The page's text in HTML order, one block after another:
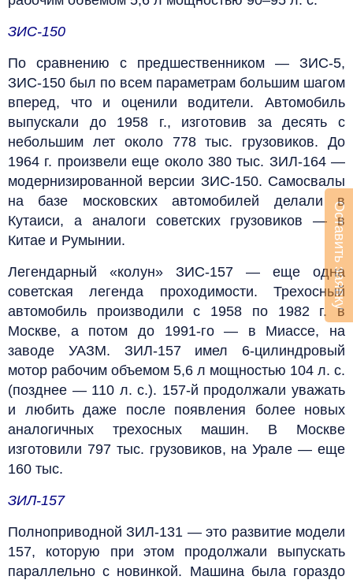
ЗИС-150
По сравнению с предшественником — ЗИС-5,
ЗИС-150 был по всем параметрам большим шагом
вперед, что и оценили водители. Автомобиль
выпускали до 1958 г., изготовив за десять с
небольшим лет около 778 тыс. грузовиков. До
1964 г. произвели еще около 380 тыс. ЗИЛ-164 —
модернизированной версии ЗИС-150. Самосвалы
на базе московских автомобилей делали в
Кутаиси, а аналоги советских грузовиков — в
Китае и Румынии.
Легендарный «колун» ЗИС-157 — еще одна
советская легенда проходимости. Трехосный
автомобиль производили с 1958 по 1982 г. в
Москве, а потом до 1991‑го — в Миассе, на
заводе УАЗМ. ЗИЛ-157 имел 6‑цилиндровый
мотор рабочим объемом 5,6 л мощностью 104 л. с.
(позднее — 110 л. с.). 157‑й продолжали уважать
и любить даже после появления более новых
аналогичных трехосных машин. В Москве
изготовили 797 тыс. грузовиков, на Урале — еще
160 тыс.
ЗИЛ-157
Полноприводной ЗИЛ-131 — это развитие модели
157, которую при этом продолжали выпускать
параллельно с новинкой. Машина была гораздо
Оставить заявку